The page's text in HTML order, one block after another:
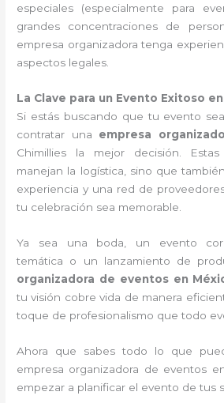
especiales (especialmente para
grandes concentraciones de
empresa organizadora tenga
aspectos legales.
La Clave para un Evento Exitoso en
Si estás buscando que tu evento
contratar una empresa
Chimillies la mejor decisión.
manejan la logística, sino que
experiencia y una red de
tu celebración sea memorable.
Ya sea una boda, un evento
temática o un lanzamiento de
organizadora de eventos en
tu visión cobre vida de manera
toque de profesionalismo que todo
Ahora que sabes todo lo que
empresa organizadora de eventos
empezar a planificar el evento de tus